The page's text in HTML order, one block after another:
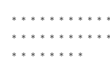
＊＊＊＊＊＊＊＊＊＊
＊＊＊＊＊＊＊＊＊＊
＊＊＊＊＊＊＊＊